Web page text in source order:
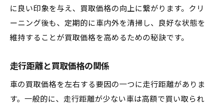
に良い印象を与え、買取価格の向上に繋がります。クリ
ーニング後も、定期的に車内外を清掃し、良好な状態を
維持することが買取価格を高めるための秘訣です。
走行距離と買取価格の関係
車の買取価格を左右する要因の一つに走行距離がありま
す。一般的に、走行距離が少ない車は高額で買い取られ